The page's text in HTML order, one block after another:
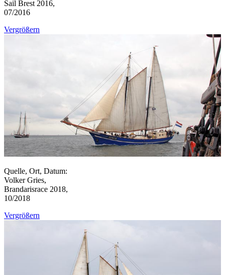
Sail Brest 2016,
07/2016
Vergrößern
Quelle, Ort, Datum:
Volker Gries,
Brandarisrace 2018,
10/2018
Vergrößern